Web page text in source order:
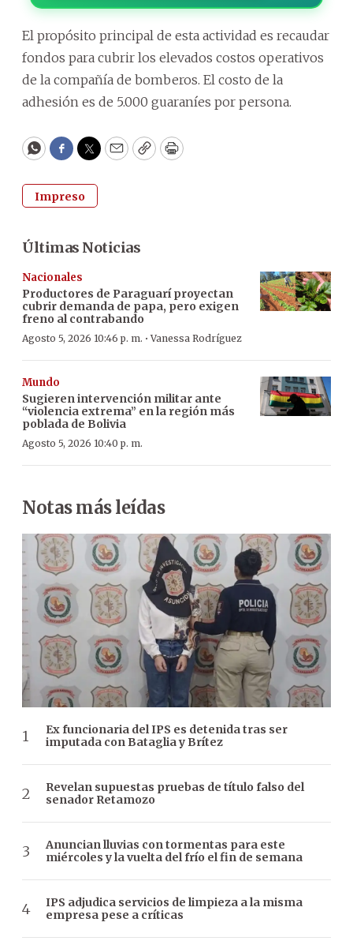
El propósito principal de esta actividad es recaudar
fondos para cubrir los elevados costos operativos
de la compañía de bomberos. El costo de la
adhesión es de 5.000 guaraníes por persona.
WhatsApp
Facebook
Twitter
EmailCopyPrint
Impreso
Últimas Noticias
Nacionales
Productores de Paraguarí proyectan
cubrir demanda de papa, pero exigen
freno al contrabando
Agosto 5, 2026 10:46 p. m. ·Vanessa Rodríguez
Mundo
Sugieren intervención militar ante
“violencia extrema” en la región más
poblada de Bolivia
Agosto 5, 2026 10:40 p. m.
Notas más leídas
Ex funcionaria del IPS es detenida tras ser
imputada con Bataglia y Brítez
Revelan supuestas pruebas de título falso del
senador Retamozo
Anuncian lluvias con tormentas para este
miércoles y la vuelta del frío el fin de semana
IPS adjudica servicios de limpieza a la misma
empresa pese a críticas